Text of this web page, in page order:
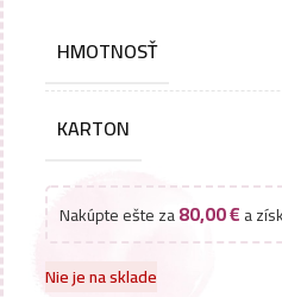
HMOTNOSŤ
KARTON
Nakúpte ešte za80,00€a
Nie je na sklade